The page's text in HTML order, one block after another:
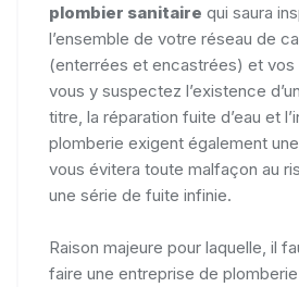
plombier sanitaire qui saura
l’ensemble de votre réseau de
(enterrées et encastrées) et vos
vous y suspectez l’existence
titre, la réparation fuite d’eau et
plomberie exigent également
vous évitera toute malfaçon au
une série de fuite infinie.
Raison majeure pour laquelle, il
faire une entreprise de plomberie